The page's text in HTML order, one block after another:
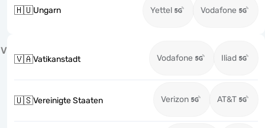
🇭🇺Ungarn Yettel Vodafone
V
🇻🇦Vatikanstadt Vodafone Iliad
🇺🇸Vereinigte Staaten Verizon AT&T